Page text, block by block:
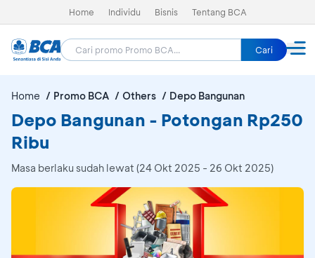
Home Individu Bisnis Tentang BCA
Cari
Home Promo BCA Others Depo Bangunan
Depo Bangunan - Potongan Rp250
Ribu
Masa berlaku sudah lewat (24 Okt 2025 - 26 Okt 2025)